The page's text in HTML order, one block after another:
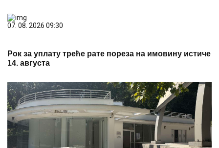
07. 08. 2026 09:30
Рок за уплату треће рате пореза на имовину истиче
14. августа